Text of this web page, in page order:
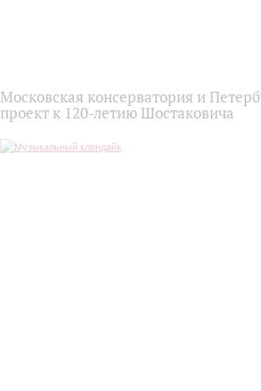
Московская консерватория и
проект к 120-летию Шостаковича